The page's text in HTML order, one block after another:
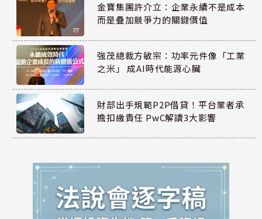
金寶集團許介立：企業永續不是成本
而是疊加競爭力的關鍵價值
強茂總裁方敏宗：功率元件像「工業
之米」 成AI時代能源心臟
財部出手規範P2P借貸！平台業者承
擔扣繳責任 PwC解讀3大影響